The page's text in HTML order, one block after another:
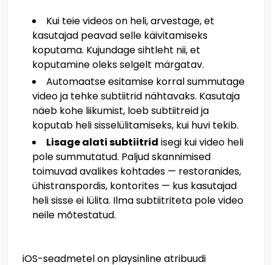
Kui teie videos on heli, arvestage, et
kasutajad peavad selle käivitamiseks
koputama. Kujundage sihtleht nii, et
koputamine oleks selgelt märgatav.
Automaatse esitamise korral summutage
video ja tehke subtiitrid nähtavaks. Kasutaja
näeb kohe liikumist, loeb subtiitreid ja
koputab heli sisselülitamiseks, kui huvi tekib.
Lisage alati subtiitrid isegi kui video heli
pole summutatud. Paljud skannimised
toimuvad avalikes kohtades — restoranides,
ühistranspordis, kontorites — kus kasutajad
heli sisse ei lülita. Ilma subtiitriteta pole video
neile mõtestatud.
iOS-seadmetel on playsinline atribuudi